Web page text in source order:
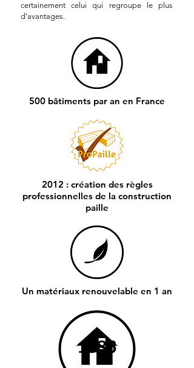
certainement celui qui regroupe le plus
d'avantages.
500 bâtiments par an en France
2012 : création des règles
professionnelles de la construction
paille
Un matériaux renouvelable en 1 an
1886